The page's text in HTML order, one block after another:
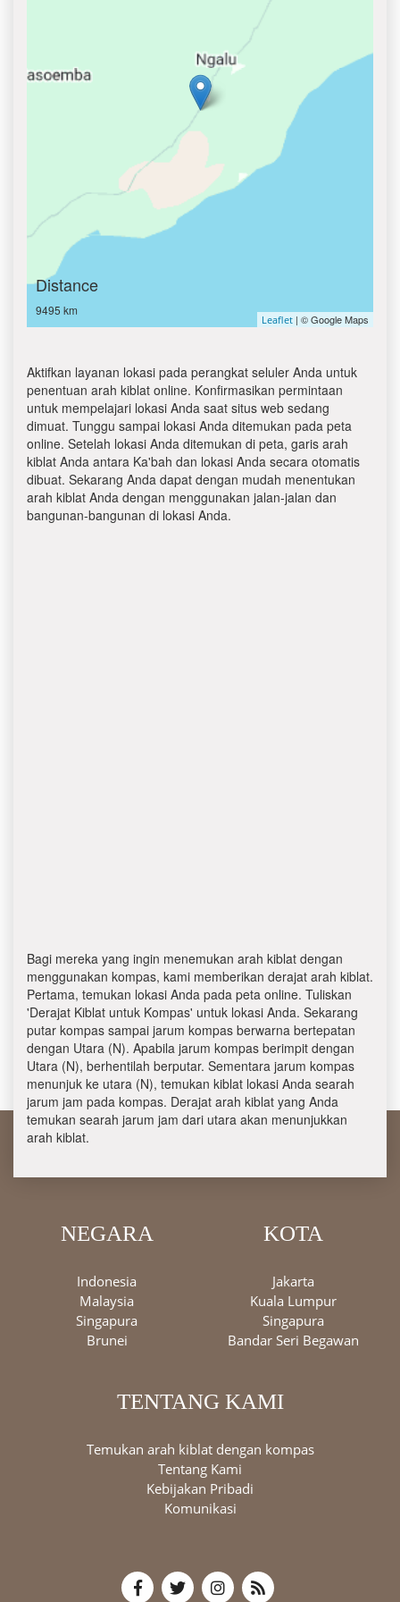
Distance
9495 km
Leaflet | © Google Maps
Aktifkan layanan lokasi pada perangkat seluler Anda untuk
penentuan arah kiblat online. Konfirmasikan permintaan
untuk mempelajari lokasi Anda saat situs web sedang
dimuat. Tunggu sampai lokasi Anda ditemukan pada peta
online. Setelah lokasi Anda ditemukan di peta, garis arah
kiblat Anda antara Ka'bah dan lokasi Anda secara otomatis
dibuat. Sekarang Anda dapat dengan mudah menentukan
arah kiblat Anda dengan menggunakan jalan-jalan dan
bangunan-bangunan di lokasi Anda.
Bagi mereka yang ingin menemukan arah kiblat dengan
menggunakan kompas, kami memberikan derajat arah kiblat.
Pertama, temukan lokasi Anda pada peta online. Tuliskan
'Derajat Kiblat untuk Kompas' untuk lokasi Anda. Sekarang
putar kompas sampai jarum kompas berwarna bertepatan
dengan Utara (N). Apabila jarum kompas berimpit dengan
Utara (N), berhentilah berputar. Sementara jarum kompas
menunjuk ke utara (N), temukan kiblat lokasi Anda searah
jarum jam pada kompas. Derajat arah kiblat yang Anda
temukan searah jarum jam dari utara akan menunjukkan
arah kiblat.
NEGARA
Indonesia
Malaysia
Singapura
Brunei
KOTA
Jakarta
Kuala Lumpur
Singapura
Bandar Seri Begawan
TENTANG KAMI
Temukan arah kiblat dengan kompas
Tentang Kami
Kebijakan Pribadi
Komunikasi